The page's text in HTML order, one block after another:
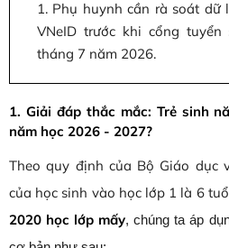
1. Phụ huynh cần rà soát dữ
VNeID trước khi cổng
tháng 7 năm 2026.
1. Giải đáp thắc mắc: Trẻ sinh
năm học 2026 - 2027?
Theo quy định của Bộ Giáo dục
của học sinh vào học lớp 1 là 6
2020 học lớp mấy, chúng ta áp